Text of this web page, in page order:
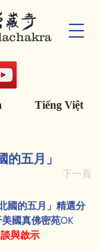
Tiếng Việt
的五月」
下一頁
國的五月」精選分
國真佛密苑OK
與啟示